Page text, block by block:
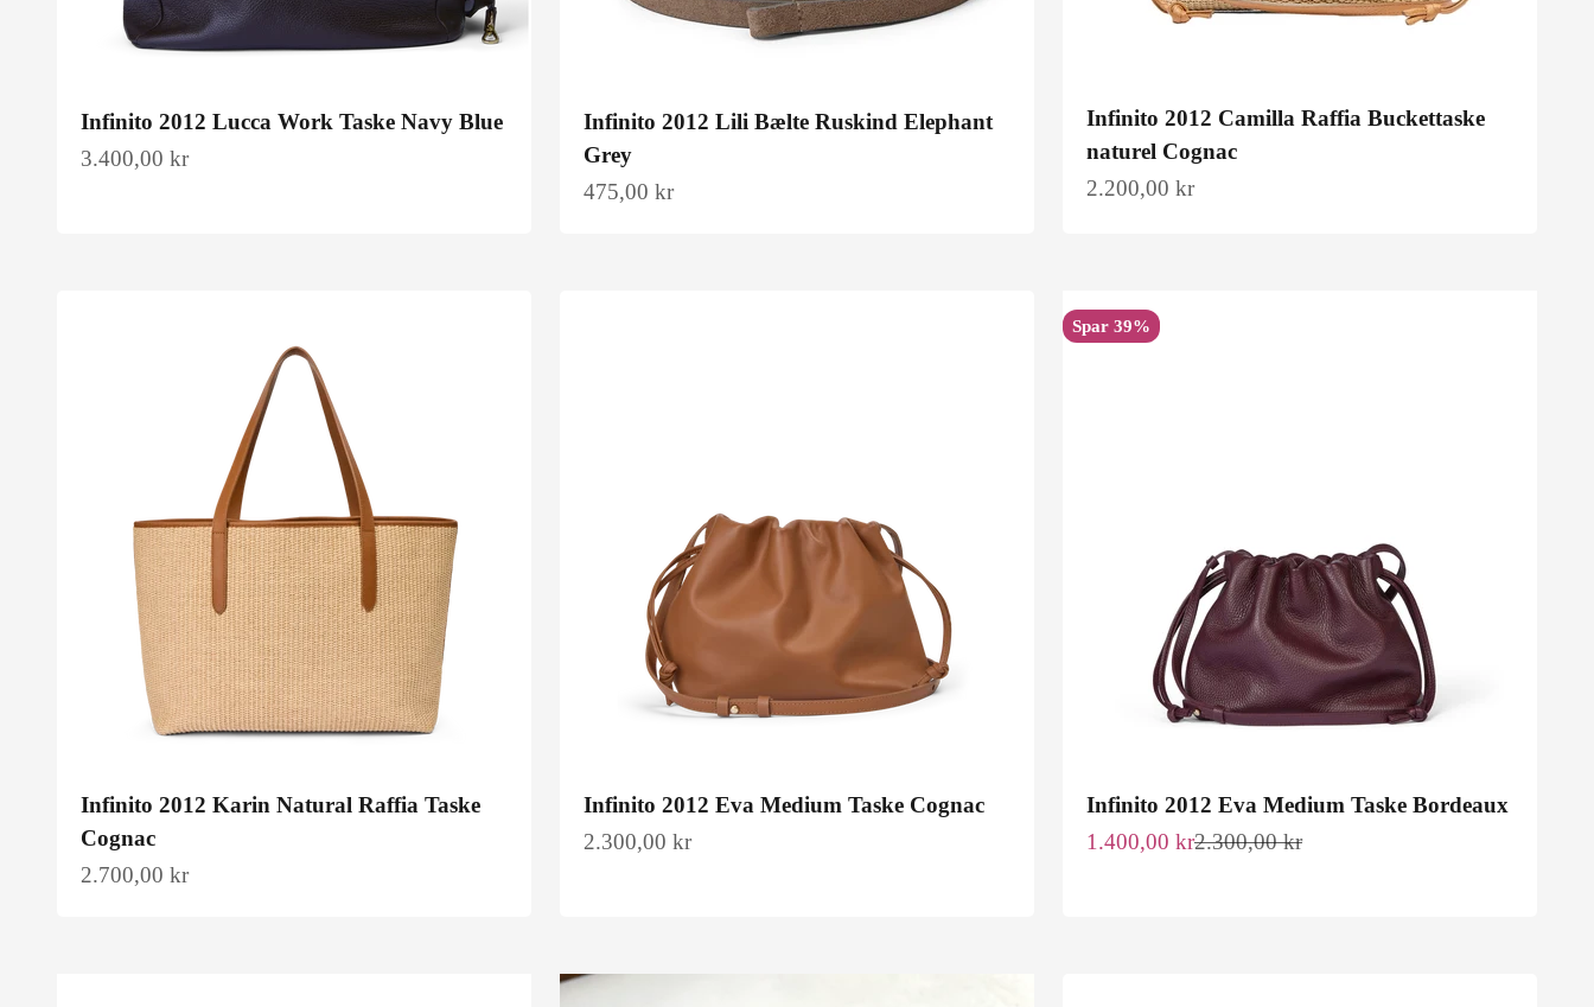
Infinito 2012 Lucca Work Taske Navy Blue
Salgspris
3.400,00 kr
Infinito 2012 Lili Bælte Ruskind Elephant
Grey
Salgspris
475,00 kr
Infinito 2012 Camilla Raffia Buckettaske
naturel Cognac
Salgspris
2.200,00 kr
Infinito 2012 Karin Natural Raffia Taske
Cognac
Salgspris
2.700,00 kr
Infinito 2012 Eva Medium Taske Cognac
Salgspris
2.300,00 kr
Spar 39%
Infinito 2012 Eva Medium Taske Bordeaux
Salgspris
1.400,00 krNormalpris
2.300,00 kr